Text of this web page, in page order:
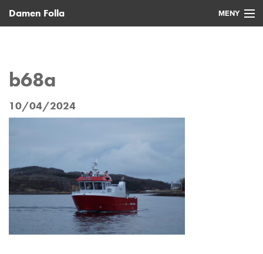
Damen Folla MENY
Service
Kontakt
b68a
10/04/2024